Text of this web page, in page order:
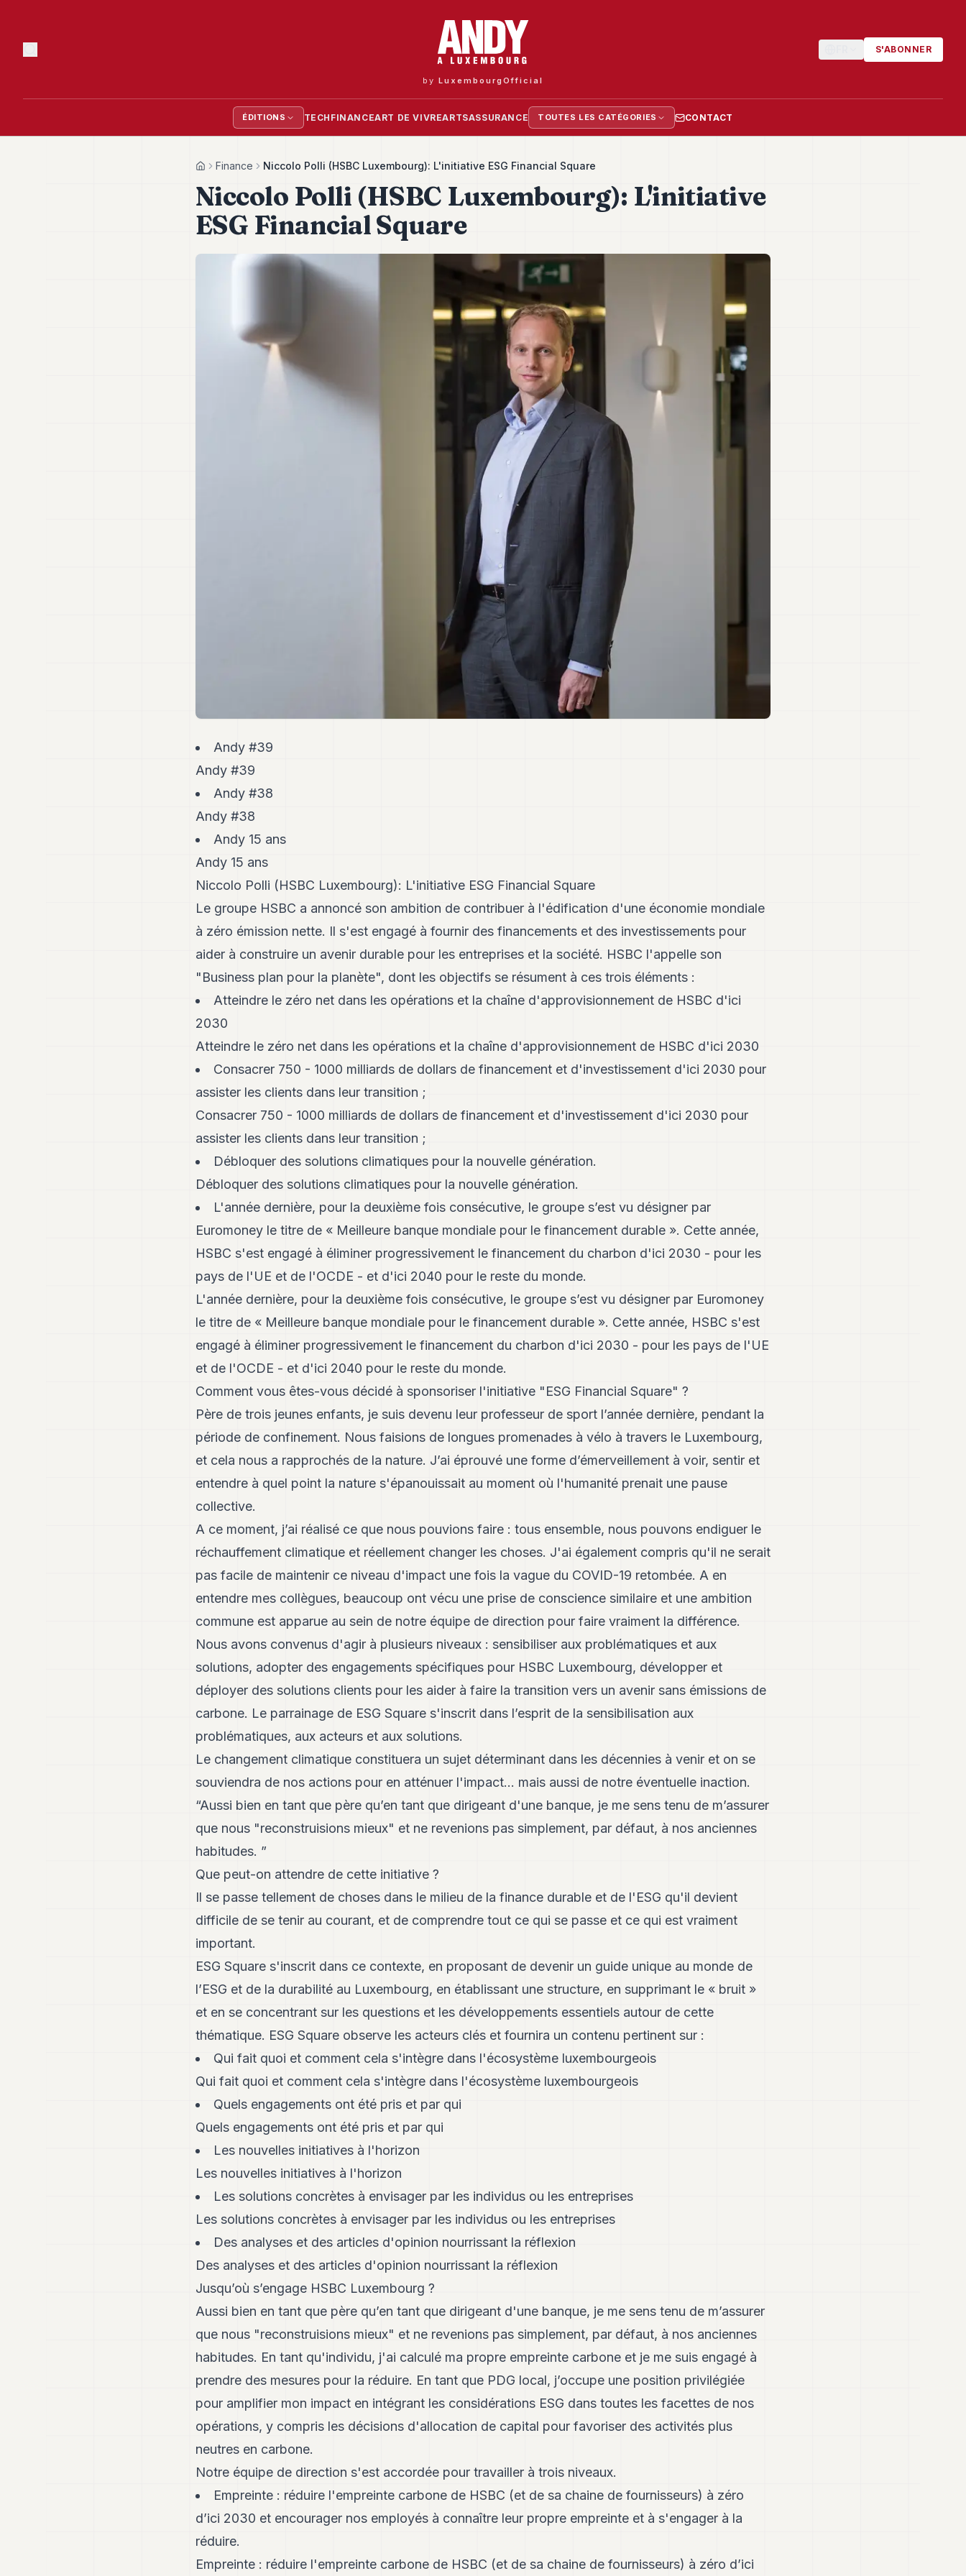
byLuxembourgOfficial
S'ABONNER
ÉDITIONS TECH FINANCEART DE VIVREARTSASSURANCE TOUTES LES CATÉGORIES CONTACT
HomeFinance Niccolo Polli (HSBC Luxembourg): L'initiative ESG Financial Square
Niccolo Polli (HSBC Luxembourg): L'initiative
ESG Financial Square
Andy #39
Andy #39
Andy #38
Andy #38
Andy 15 ans
Andy 15 ans
Niccolo Polli (HSBC Luxembourg): L'initiative ESG Financial Square
Le groupe HSBC a annoncé son ambition de contribuer à l'édification d'une économie mondiale
à zéro émission nette. Il s'est engagé à fournir des financements et des investissements pour
aider à construire un avenir durable pour les entreprises et la société. HSBC l'appelle son
"Business plan pour la planète", dont les objectifs se résument à ces trois éléments :
Atteindre le zéro net dans les opérations et la chaîne d'approvisionnement de HSBC d'ici
2030
Atteindre le zéro net dans les opérations et la chaîne d'approvisionnement de HSBC d'ici 2030
Consacrer 750 - 1000 milliards de dollars de financement et d'investissement d'ici 2030 pour
assister les clients dans leur transition ;
Consacrer 750 - 1000 milliards de dollars de financement et d'investissement d'ici 2030 pour
assister les clients dans leur transition ;
Débloquer des solutions climatiques pour la nouvelle génération.
Débloquer des solutions climatiques pour la nouvelle génération.
L'année dernière, pour la deuxième fois consécutive, le groupe s’est vu désigner par
Euromoney le titre de « Meilleure banque mondiale pour le financement durable ». Cette année,
HSBC s'est engagé à éliminer progressivement le financement du charbon d'ici 2030 - pour les
pays de l'UE et de l'OCDE - et d'ici 2040 pour le reste du monde.
L'année dernière, pour la deuxième fois consécutive, le groupe s’est vu désigner par Euromoney
le titre de « Meilleure banque mondiale pour le financement durable ». Cette année, HSBC s'est
engagé à éliminer progressivement le financement du charbon d'ici 2030 - pour les pays de l'UE
et de l'OCDE - et d'ici 2040 pour le reste du monde.
Comment vous êtes-vous décidé à sponsoriser l'initiative "ESG Financial Square" ?
Père de trois jeunes enfants, je suis devenu leur professeur de sport l’année dernière, pendant la
période de confinement. Nous faisions de longues promenades à vélo à travers le Luxembourg,
et cela nous a rapprochés de la nature. J’ai éprouvé une forme d’émerveillement à voir, sentir et
entendre à quel point la nature s'épanouissait au moment où l'humanité prenait une pause
collective.
A ce moment, j’ai réalisé ce que nous pouvions faire : tous ensemble, nous pouvons endiguer le
réchauffement climatique et réellement changer les choses. J'ai également compris qu'il ne serait
pas facile de maintenir ce niveau d'impact une fois la vague du COVID-19 retombée. A en
entendre mes collègues, beaucoup ont vécu une prise de conscience similaire et une ambition
commune est apparue au sein de notre équipe de direction pour faire vraiment la différence.
Nous avons convenus d'agir à plusieurs niveaux : sensibiliser aux problématiques et aux
solutions, adopter des engagements spécifiques pour HSBC Luxembourg, développer et
déployer des solutions clients pour les aider à faire la transition vers un avenir sans émissions de
carbone. Le parrainage de ESG Square s'inscrit dans l’esprit de la sensibilisation aux
problématiques, aux acteurs et aux solutions.
Le changement climatique constituera un sujet déterminant dans les décennies à venir et on se
souviendra de nos actions pour en atténuer l'impact... mais aussi de notre éventuelle inaction.
“Aussi bien en tant que père qu’en tant que dirigeant d'une banque, je me sens tenu de m’assurer
que nous "reconstruisions mieux" et ne revenions pas simplement, par défaut, à nos anciennes
habitudes. ”
Que peut-on attendre de cette initiative ?
Il se passe tellement de choses dans le milieu de la finance durable et de l'ESG qu'il devient
difficile de se tenir au courant, et de comprendre tout ce qui se passe et ce qui est vraiment
important.
ESG Square s'inscrit dans ce contexte, en proposant de devenir un guide unique au monde de
l’ESG et de la durabilité au Luxembourg, en établissant une structure, en supprimant le « bruit »
et en se concentrant sur les questions et les développements essentiels autour de cette
thématique. ESG Square observe les acteurs clés et fournira un contenu pertinent sur :
Qui fait quoi et comment cela s'intègre dans l'écosystème luxembourgeois
Qui fait quoi et comment cela s'intègre dans l'écosystème luxembourgeois
Quels engagements ont été pris et par qui
Quels engagements ont été pris et par qui
Les nouvelles initiatives à l'horizon
Les nouvelles initiatives à l'horizon
Les solutions concrètes à envisager par les individus ou les entreprises
Les solutions concrètes à envisager par les individus ou les entreprises
Des analyses et des articles d'opinion nourrissant la réflexion
Des analyses et des articles d'opinion nourrissant la réflexion
Jusqu’où s’engage HSBC Luxembourg ?
Aussi bien en tant que père qu’en tant que dirigeant d'une banque, je me sens tenu de m’assurer
que nous "reconstruisions mieux" et ne revenions pas simplement, par défaut, à nos anciennes
habitudes. En tant qu'individu, j'ai calculé ma propre empreinte carbone et je me suis engagé à
prendre des mesures pour la réduire. En tant que PDG local, j’occupe une position privilégiée
pour amplifier mon impact en intégrant les considérations ESG dans toutes les facettes de nos
opérations, y compris les décisions d'allocation de capital pour favoriser des activités plus
neutres en carbone.
Notre équipe de direction s'est accordée pour travailler à trois niveaux.
Empreinte : réduire l'empreinte carbone de HSBC (et de sa chaine de fournisseurs) à zéro
d’ici 2030 et encourager nos employés à connaître leur propre empreinte et à s'engager à la
réduire.
Empreinte : réduire l'empreinte carbone de HSBC (et de sa chaine de fournisseurs) à zéro d’ici